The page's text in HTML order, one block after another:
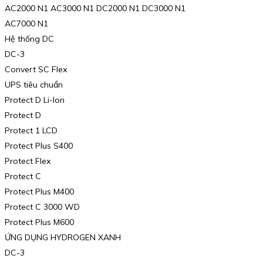
AC2000 N1 AC3000 N1 DC2000 N1 DC3000 N1
AC7000 N1
Hệ thống DC
DC-3
Convert SC Flex
UPS tiêu chuẩn
Protect D Li-Ion
Protect D
Protect 1 LCD
Protect Plus S400
Protect Flex
Protect C
Protect Plus M400
Protect C 3000 WD
Protect Plus M600
ỨNG DỤNG HYDROGEN XANH
DC-3